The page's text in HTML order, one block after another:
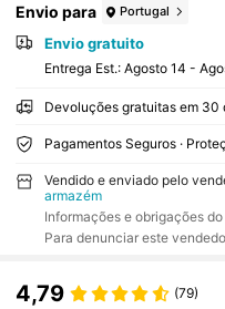
Envio para Portugal
Envio gratuito
Entrega Est.: Agosto 14 -
Devoluções gratuitas em 30
Pagamentos Seguros ·
Vendido e enviado pelo
armazém
Informações e obrigações
Para denunciar este
4,79 (79)